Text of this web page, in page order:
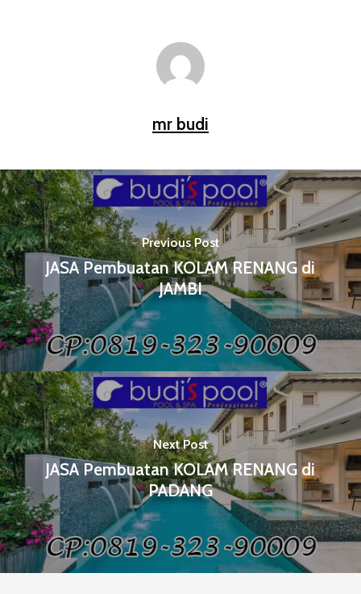
mr budi
Previous Post
JASA Pembuatan KOLAM RENANG di
JAMBI
Next Post
JASA Pembuatan KOLAM RENANG di
PADANG